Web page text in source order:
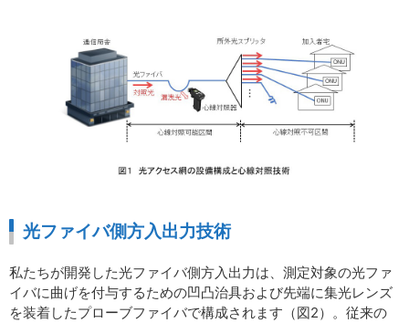
光ファイバ側方入出力技術
私たちが開発した光ファイバ側方入出力は、測定対象の光ファ
イバに曲げを付与するための凹凸治具および先端に集光レンズ
を装着したプローブファイバで構成されます（図2）。従来の